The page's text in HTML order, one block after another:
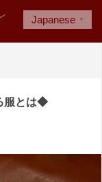
服とは◆
Japanese ▼